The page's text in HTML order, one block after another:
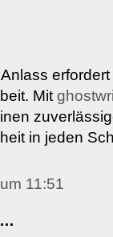
Mit
in jeden
11:51